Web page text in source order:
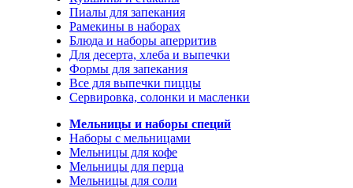
Пиалы для запекания
Рамекины в наборах
Блюда и наборы аперритив
Для десерта, хлеба и выпечки
Формы для запекания
Все для выпечки пиццы
Сервировка, солонки и масленки
Мельницы и наборы специй
Наборы с мельницами
Мельницы для кофе
Мельницы для перца
Мельницы для соли